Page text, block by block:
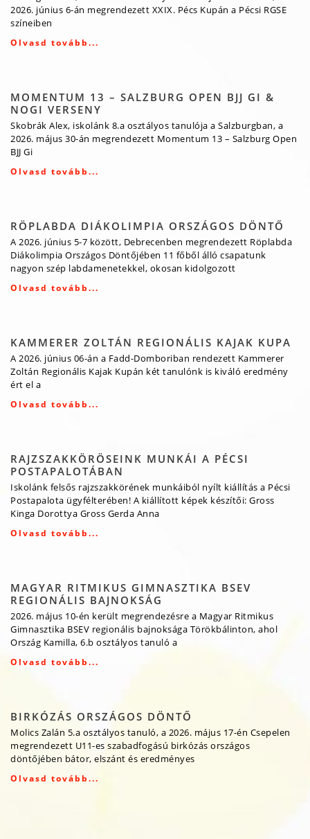
2026. június 6-án megrendezett XXIX. Pécs Kupán a Pécsi RGSE
színeiben
Olvasd tovább...
MOMENTUM 13 – SALZBURG OPEN BJJ GI &
NOGI VERSENY
Skobrák Alex, iskolánk 8.a osztályos tanulója a Salzburgban, a
2026. május 30-án megrendezett Momentum 13 – Salzburg Open
BJJ Gi
Olvasd tovább...
RÖPLABDA DIÁKOLIMPIA ORSZÁGOS DÖNTŐ
A 2026. június 5-7 között, Debrecenben megrendezett Röplabda
Diákolimpia Országos Döntőjében 11 főből álló csapatunk
nagyon szép labdamenetekkel, okosan kidolgozott
Olvasd tovább...
KAMMERER ZOLTÁN REGIONÁLIS KAJAK KUPA
A 2026. június 06-án a Fadd-Domboriban rendezett Kammerer
Zoltán Regionális Kajak Kupán két tanulónk is kiváló eredmény
ért el a
Olvasd tovább...
RAJZSZAKKÖRÖSEINK MUNKÁI A PÉCSI
POSTAPALOTÁBAN
Iskolánk felsős rajzszakkörének munkáiból nyílt kiállítás a Pécsi
Postapalota ügyfélterében! A kiállított képek készítői: Gross
Kinga Dorottya Gross Gerda Anna
Olvasd tovább...
MAGYAR RITMIKUS GIMNASZTIKA BSEV
REGIONÁLIS BAJNOKSÁG
2026. május 10-én került megrendezésre a Magyar Ritmikus
Gimnasztika BSEV regionális bajnoksága Törökbálinton, ahol
Ország Kamilla, 6.b osztályos tanuló a
Olvasd tovább...
BIRKÓZÁS ORSZÁGOS DÖNTŐ
Molics Zalán 5.a osztályos tanuló, a 2026. május 17-én Csepelen
megrendezett U11-es szabadfogású birkózás országos
döntőjében bátor, elszánt és eredményes
Olvasd tovább...